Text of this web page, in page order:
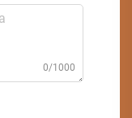
0/1000